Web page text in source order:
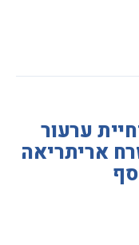
ערעור
אריתריאה